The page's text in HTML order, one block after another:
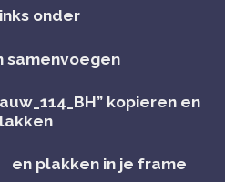
onder
samenvoegen
kopieren en
en plakken in je frame